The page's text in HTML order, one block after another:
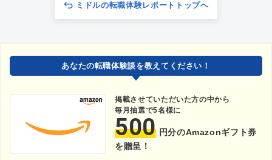
ミドルの転職体験レポートトップへ
あなたの転職体験談を教えてください！
掲載させていただいた方の中から
毎月抽選で5名様に
500 円分のAmazonギフト券
を贈呈！